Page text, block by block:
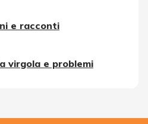
e racconti
virgola e problemi